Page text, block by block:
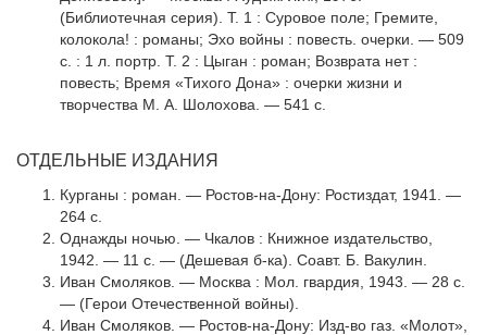
(Библиотечная серия). Т. 1 : Суровое поле; Гремите,
колокола! : романы; Эхо войны : повесть. очер­ки. — 509
с. : 1 л. портр. Т. 2 : Цыган : роман; Возврата нет :
повесть; Время «Тихого Дона» : очерки жизни и
творчества М. А. Шолохова. — 541 с.
ОТДЕЛЬНЫЕ ИЗДАНИЯ
Курганы : роман. — Ростов-на-Дону: Ростиздат, 1941. —
264 с.
Однажды ночью. — Чкалов : Книжное издательство,
1942. — 11 с. — (Дешевая б-ка). Соавт. Б. Вакулин.
Иван Смоляков. — Москва : Мол. гвардия, 1943. — 28 с.
— (Герои Отечественной войны).
Иван Смоляков. — Ростов-на-Дону: Изд-во газ. «Молот»,